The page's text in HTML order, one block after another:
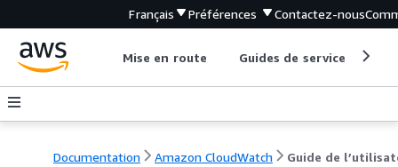
Français Préférences Contactez-nous
Mise en route Guides de service
Documentation Amazon CloudWatch Guide de